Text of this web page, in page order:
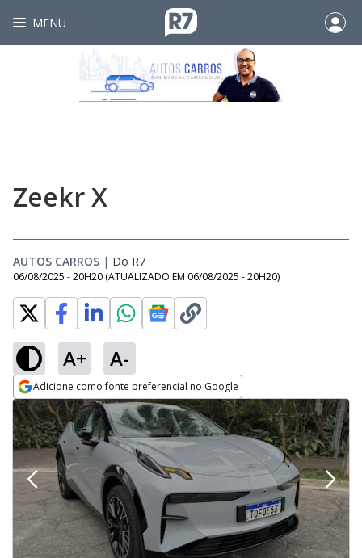
MENU
Zeekr X
AUTOS CARROS | Do R7
06/08/2025 - 20H20 (ATUALIZADO EM 06/08/2025 - 20H20)
A+ A-
Adicione como fonte preferencial no Google
Opens in new window